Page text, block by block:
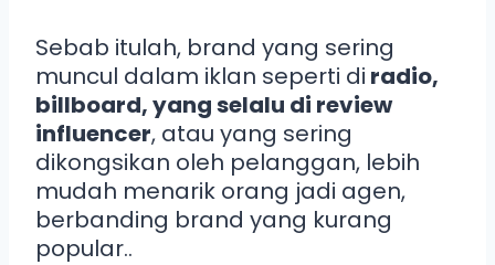
Sebab itulah, brand yang sering
muncul dalam iklan seperti di radio,
billboard, yang selalu di review
influencer, atau yang sering
dikongsikan oleh pelanggan, lebih
mudah menarik orang jadi agen,
berbanding brand yang kurang
popular..